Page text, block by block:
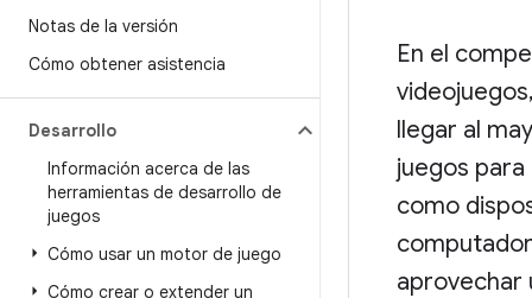
Notas de la versión
Cómo obtener asistencia
Desarrollo
Información acerca de las
herramientas de desarrollo de
juegos
Cómo usar un motor de juego
Cómo crear o extender un
En el
llegar al
juegos
como
aprovechar